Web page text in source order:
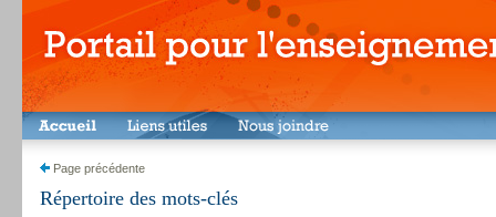
Page précédente
Répertoire des mots-clés